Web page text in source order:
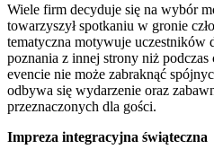
Wiele firm decyduje się na wybór
towarzyszył spotkaniu w gronie
tematyczna motywuje uczestników
poznania z innej strony niż
evencie nie może zabraknąć
odbywa się wydarzenie oraz
przeznaczonych dla gości.
Impreza integracyjna świąteczna